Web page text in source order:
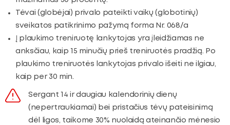
Tėvai (globėjai) privalo pateikti vaikų (globotinių)
sveikatos patikrinimo pažymą forma Nr. 068/a
Į plaukimo treniruotę lankytojas yra įleidžiamas ne
anksčiau, kaip 15 minučių prieš treniruotės pradžią. Po
plaukimo treniruotės lankytojas privalo išeiti ne ilgiau,
kaip per 30 min.
Sergant 14 ir daugiau kalendorinių dienų
(nepertraukiamai) bei pristačius tėvų pateisinimą
dėl ligos, taikome 30% nuolaidą ateinančio mėnesio